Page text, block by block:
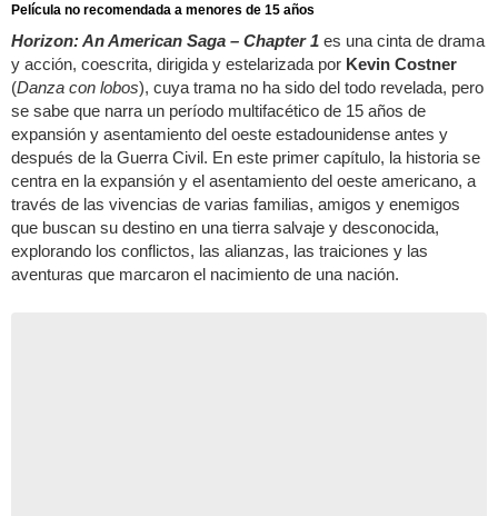
Película no recomendada a menores de 15 años
Horizon: An American Saga – Chapter 1 es una cinta de drama
y acción, coescrita, dirigida y estelarizada por Kevin Costner
(Danza con lobos), cuya trama no ha sido del todo revelada, pero
se sabe que narra un período multifacético de 15 años de
expansión y asentamiento del oeste estadounidense antes y
después de la Guerra Civil. En este primer capítulo, la historia se
centra en la expansión y el asentamiento del oeste americano, a
través de las vivencias de varias familias, amigos y enemigos
que buscan su destino en una tierra salvaje y desconocida,
explorando los conflictos, las alianzas, las traiciones y las
aventuras que marcaron el nacimiento de una nación.